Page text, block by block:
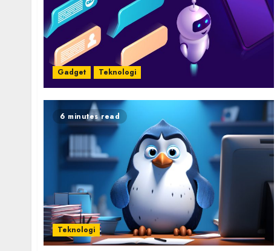
Gadget Teknologi
6 minutes read
Teknologi